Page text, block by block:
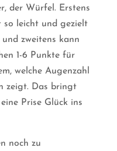
der Würfel. Erstens
so leicht und gezielt
zweitens kann
1-6 Punkte für
welche Augenzahl
zeigt. Das bringt
Prise Glück ins
noch zu